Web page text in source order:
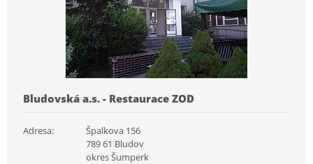
Bludovská a.s. - Restaurace ZOD
Adresa:
Špalkova 156
789 61 Bludov
okres Šumperk